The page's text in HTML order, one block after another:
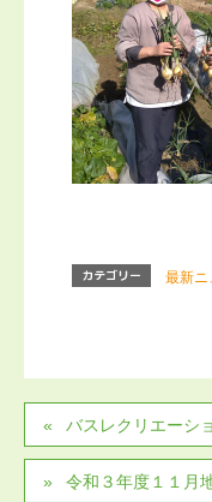
カテゴリー 最新ニ
バスレクリエーシ
令和３年度１１月